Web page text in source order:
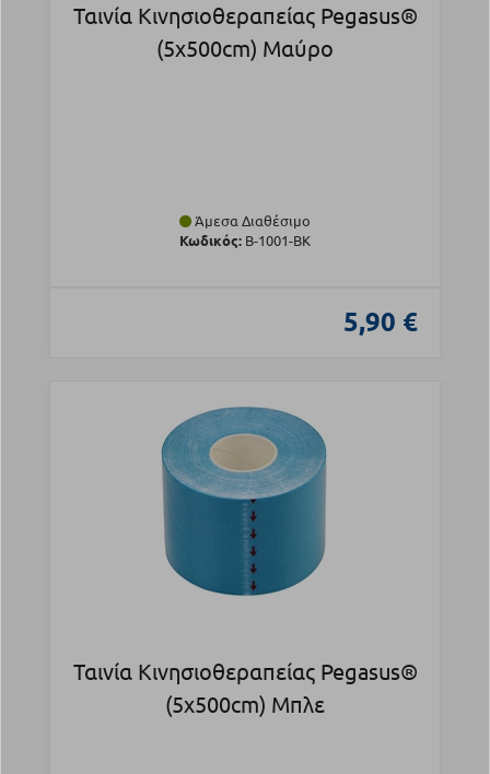
Ταινία Κινησιοθεραπείας Pegasus®
(5x500cm) Μαύρο
Άμεσα Διαθέσιμο
Κωδικός: Β-1001-BK
5,90 €
Ταινία Κινησιοθεραπείας Pegasus®
(5x500cm) Μπλε